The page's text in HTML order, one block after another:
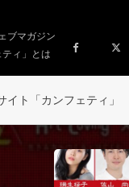
ブマガジン
ティ」とは
イト「カンフェティ」